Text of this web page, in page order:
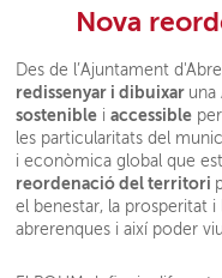
Nova
Des de l’Ajuntament
redissenyar i dibuixar una
sostenible iaccessible
les particularitats del
i econòmica global que
reordenació del territori
el benestar, la prosperitat i
abrerenques i així poder